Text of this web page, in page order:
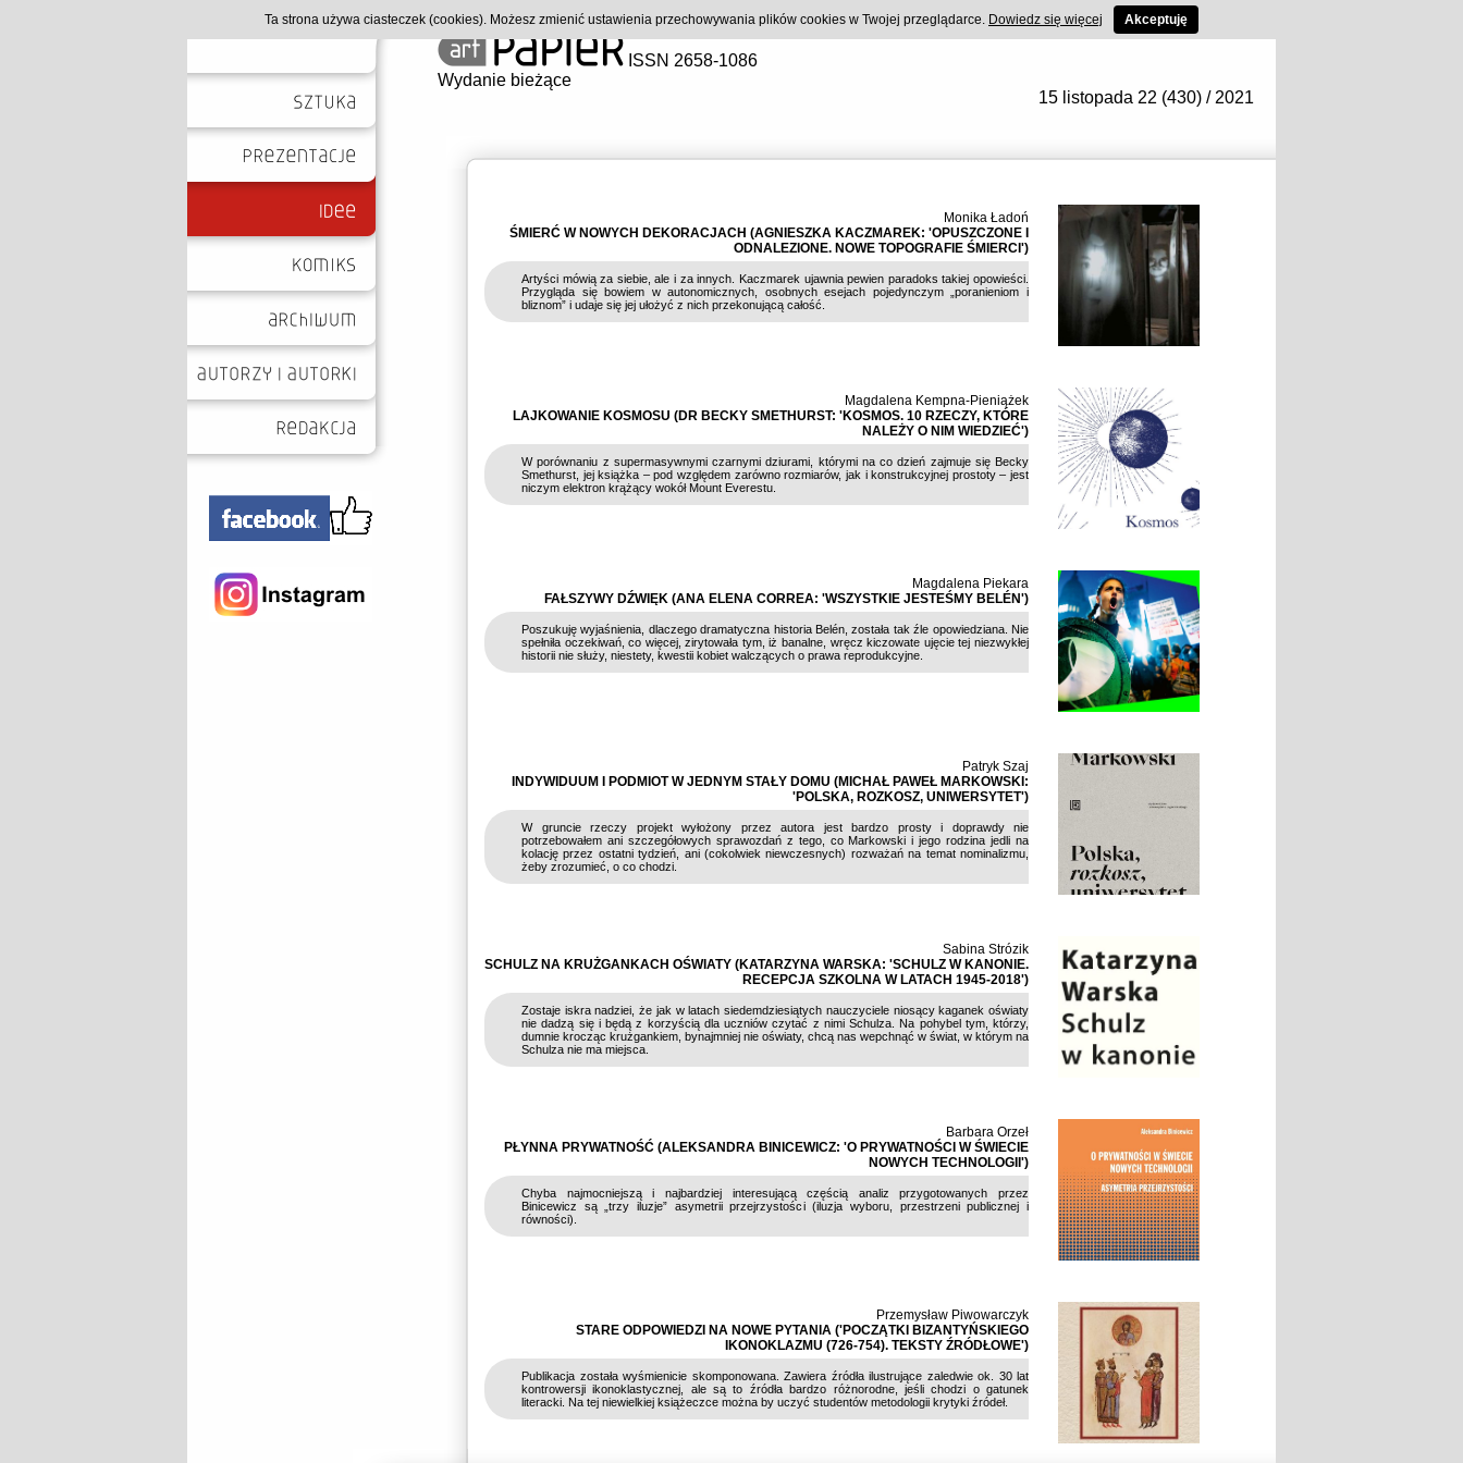
ISSN 2658-1086
Wydanie bieżące
15 listopada 22 (430) / 2021
Monika Ładoń
ŚMIERĆ W NOWYCH DEKORACJACH (AGNIESZKA KACZMAREK: 'OPUSZCZONE I
ODNALEZIONE. NOWE TOPOGRAFIE ŚMIERCI')
Artyści mówią za siebie, ale i za innych. Kaczmarek ujawnia pewien paradoks takiej opowieści.
Przygląda się bowiem w autonomicznych, osobnych esejach pojedynczym „poranieniom i
bliznom” i udaje się jej ułożyć z nich przekonującą całość.
Magdalena Kempna-Pieniążek
LAJKOWANIE KOSMOSU (DR BECKY SMETHURST: 'KOSMOS. 10 RZECZY, KTÓRE
NALEŻY O NIM WIEDZIEĆ')
W porównaniu z supermasywnymi czarnymi dziurami, którymi na co dzień zajmuje się Becky
Smethurst, jej książka – pod względem zarówno rozmiarów, jak i konstrukcyjnej prostoty – jest
niczym elektron krążący wokół Mount Everestu.
Magdalena Piekara
FAŁSZYWY DŹWIĘK (ANA ELENA CORREA: 'WSZYSTKIE JESTEŚMY BELÉN')
Poszukuję wyjaśnienia, dlaczego dramatyczna historia Belén, została tak źle opowiedziana. Nie
spełniła oczekiwań, co więcej, zirytowała tym, iż banalne, wręcz kiczowate ujęcie tej niezwykłej
historii nie służy, niestety, kwestii kobiet walczących o prawa reprodukcyjne.
Patryk Szaj
INDYWIDUUM I PODMIOT W JEDNYM STAŁY DOMU (MICHAŁ PAWEŁ MARKOWSKI:
'POLSKA, ROZKOSZ, UNIWERSYTET')
W gruncie rzeczy projekt wyłożony przez autora jest bardzo prosty i doprawdy nie
potrzebowałem ani szczegółowych sprawozdań z tego, co Markowski i jego rodzina jedli na
kolację przez ostatni tydzień, ani (cokolwiek niewczesnych) rozważań na temat nominalizmu,
żeby zrozumieć, o co chodzi.
Sabina Strózik
SCHULZ NA KRUŻGANKACH OŚWIATY (KATARZYNA WARSKA: 'SCHULZ W KANONIE.
RECEPCJA SZKOLNA W LATACH 1945-2018')
Zostaje iskra nadziei, że jak w latach siedemdziesiątych nauczyciele niosący kaganek oświaty
nie dadzą się i będą z korzyścią dla uczniów czytać z nimi Schulza. Na pohybel tym, którzy,
dumnie krocząc krużgankiem, bynajmniej nie oświaty, chcą nas wepchnąć w świat, w którym na
Schulza nie ma miejsca.
Barbara Orzeł
PŁYNNA PRYWATNOŚĆ (ALEKSANDRA BINICEWICZ: 'O PRYWATNOŚCI W ŚWIECIE
NOWYCH TECHNOLOGII')
Chyba najmocniejszą i najbardziej interesującą częścią analiz przygotowanych przez
Binicewicz są „trzy iluzje” asymetrii przejrzystości (iluzja wyboru, przestrzeni publicznej i
równości).
Przemysław Piwowarczyk
STARE ODPOWIEDZI NA NOWE PYTANIA ('POCZĄTKI BIZANTYŃSKIEGO
IKONOKLAZMU (726-754). TEKSTY ŹRÓDŁOWE')
Publikacja została wyśmienicie skomponowana. Zawiera źródła ilustrujące zaledwie ok. 30 lat
kontrowersji ikonoklastycznej, ale są to źródła bardzo różnorodne, jeśli chodzi o gatunek
literacki. Na tej niewielkiej książeczce można by uczyć studentów metodologii krytyki źródeł.
Ta strona używa ciasteczek (cookies). Możesz zmienić ustawienia przechowywania plików cookies w Twojej przeglądarce. Dowiedz się więcej Akceptuję